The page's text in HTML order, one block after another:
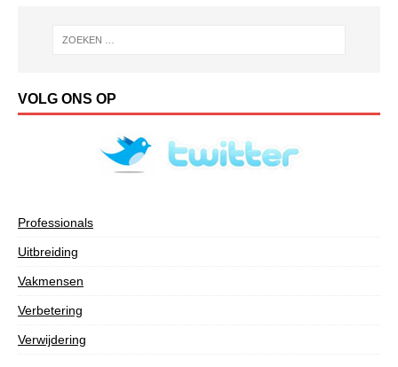
VOLG ONS OP
Professionals
Uitbreiding
Vakmensen
Verbetering
Verwijdering